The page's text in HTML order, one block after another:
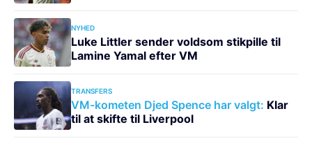
NYHED
Luke Littler sender voldsom stikpille til
Lamine Yamal efter VM
TRANSFERS
VM-kometen Djed Spence har valgt: Klar
til at skifte til Liverpool